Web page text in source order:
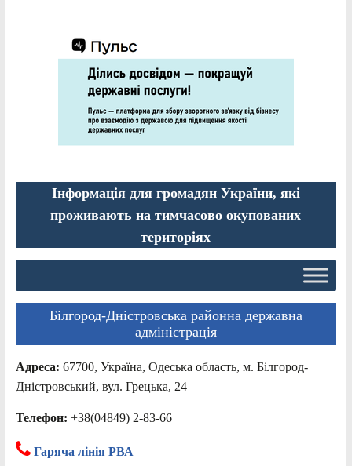
Інформація для громадян України, які
проживають на тимчасово окупованих
територіях
Білгород-Дністровська районна державна
адміністрація
Адреса: 67700, Україна, Одеська область, м. Білгород-
Дністровський, вул. Грецька, 24
Телефон: +38(04849) 2-83-66
Гаряча лінія РВА